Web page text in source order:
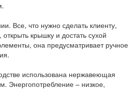
Все, что нужно сделать клиенту,
крышку и достать сухой
она предусматривает ручное
использована нержавеющая
Энергопотребление – низкое,